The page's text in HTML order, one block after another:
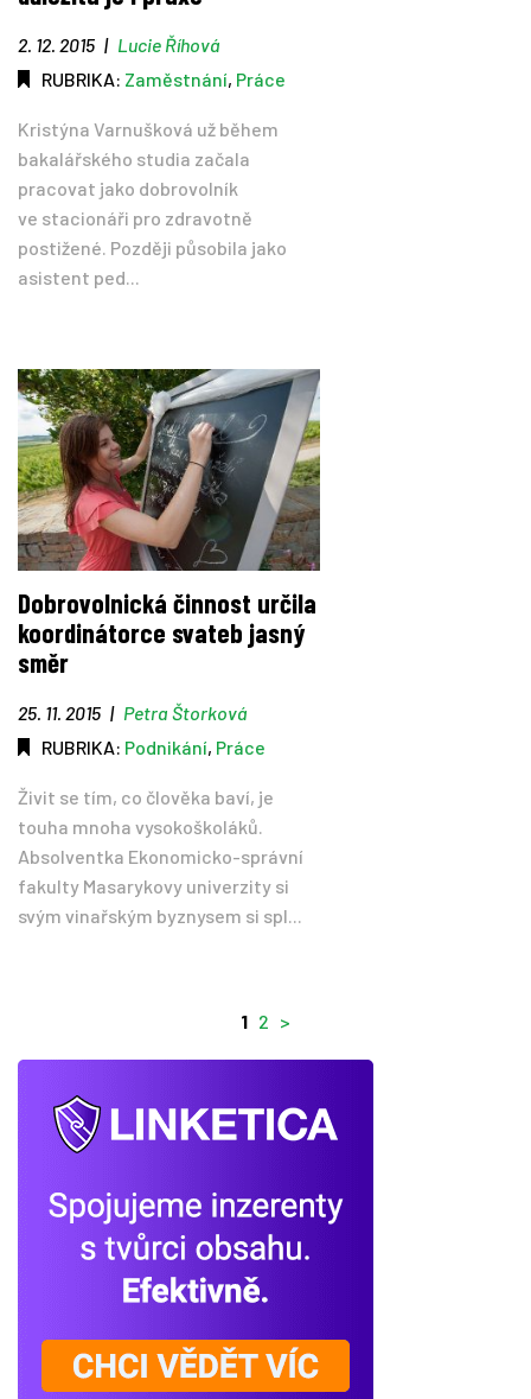
2. 12. 2015 | Lucie Říhová
RUBRIKA: Zaměstnání, Práce
Kristýna Varnušková už během
bakalářského studia začala
pracovat jako dobrovolník
ve stacionáři pro zdravotně
postižené. Později působila jako
asistent ped...
Dobrovolnická činnost určila
koordinátorce svateb jasný
směr
25. 11. 2015 | Petra Štorková
RUBRIKA: Podnikání, Práce
Živit se tím, co člověka baví, je
touha mnoha vysokoškoláků.
Absolventka Ekonomicko-správní
fakulty Masarykovy univerzity si
svým vinařským byznysem si spl...
1 2 >